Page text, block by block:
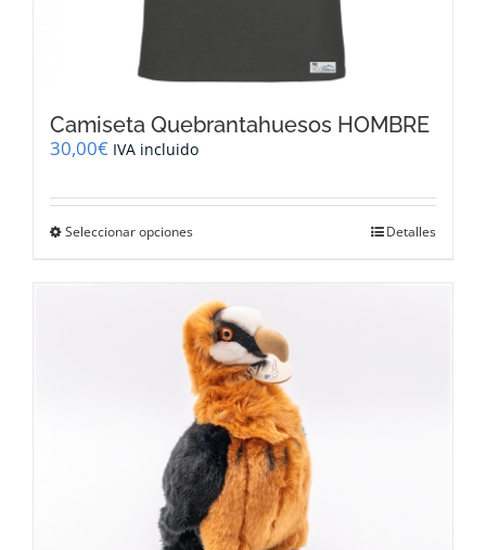
Camiseta Quebrantahuesos HOMBRE
30,00€ IVA incluido
Seleccionar opciones
múltiples
variantes.
Las
opciones
se
pueden
elegir
en
la
página
de
producto
Detalles